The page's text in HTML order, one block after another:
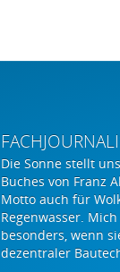
Die Sonne stellt
Buches von Franz
Motto auch für
Regenwasser.
besonders, wenn
dezentraler